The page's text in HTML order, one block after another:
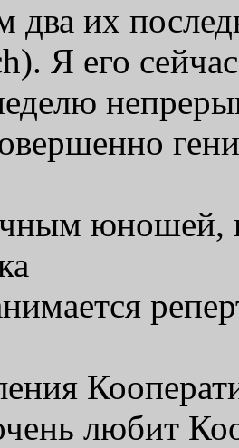
два их
Я его
юношей,
любит